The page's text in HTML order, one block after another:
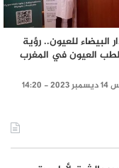
البيضاء للعيون.. رؤية
العيون في المغرب
14:20